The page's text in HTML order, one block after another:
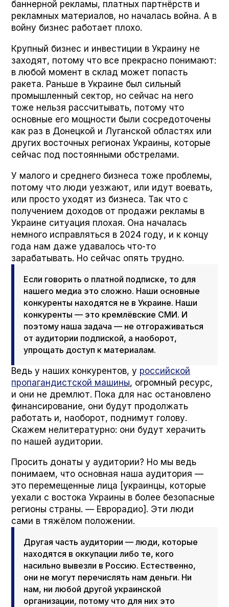
баннерной рекламы, платных партнёрств и
рекламных материалов, но началась война. А в
войну бизнес работает плохо.
Крупный бизнес и инвестиции в Украину не
заходят, потому что все прекрасно понимают:
в любой момент в склад может попасть
ракета. Раньше в Украине был сильный
промышленный сектор, но сейчас на него
тоже нельзя рассчитывать, потому что
основные его мощности были сосредоточены
как раз в Донецкой и Луганской областях или
других восточных регионах Украины, которые
сейчас под постоянными обстрелами.
У малого и среднего бизнеса тоже проблемы,
потому что люди уезжают, или идут воевать,
или просто уходят из бизнеса. Так что с
получением доходов от продажи рекламы в
Украине ситуация плохая. Она началась
немного исправляться в 2024 году, и к концу
года нам даже удавалось что-то
зарабатывать. Но сейчас опять трудно.
Если говорить о платной подписке, то для
нашего медиа это сложно. Наши основные
конкуренты находятся не в Украине. Наши
конкуренты — это кремлёвские СМИ. И
поэтому наша задача — не отгораживаться
от аудитории подпиской, а наоборот,
упрощать доступ к материалам.
Ведь у наших конкурентов, у российской
пропагандистской машины, огромный ресурс,
и они не дремлют. Пока для нас остановлено
финансирование, они будут продолжать
работать и, наоборот, поднимут голову.
Скажем нелитературно: они будут херачить
по нашей аудитории.
Просить донаты у аудитории? Но мы ведь
понимаем, что основная наша аудитория —
это перемещенные лица [украинцы, которые
уехали с востока Украины в более безопасные
регионы страны. — Еврорадио]. Эти люди
сами в тяжёлом положении.
Другая часть аудитории — люди, которые
находятся в оккупации либо те, кого
насильно вывезли в Россию. Естественно,
они не могут перечислять нам деньги. Ни
нам, ни любой другой украинской
организации, потому что для них это